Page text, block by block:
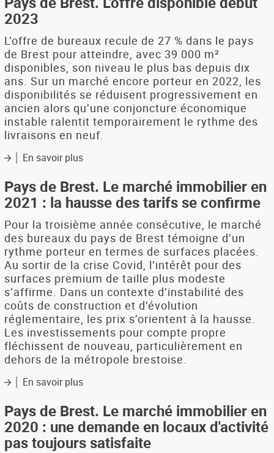
Brest.
immobilier
en
2022
:
une
dynamique
maintenue
par
neuf
la
réhabilitation
2023
L’offre de bureaux recule de 27 % dans le pays
de Brest pour atteindre, avec 39 000 m²
disponibles, son niveau le plus bas depuis dix
ans. Sur un marché encore porteur en 2022, les
disponibilités se réduisent progressivement en
ancien alors qu’une conjoncture économique
instable ralentit temporairement le rythme des
livraisons en neuf.
En savoir plussur
de
Brest.
L'offre
disponible
début
2023
Pays de Brest. Le marché immobilier en
2021 : la hausse des tarifs se confirme
Pour la troisième année consécutive, le marché
des bureaux du pays de Brest témoigne d’un
rythme porteur en termes de surfaces placées.
Au sortir de la crise Covid, l’intérêt pour des
surfaces premium de taille plus modeste
s’affirme. Dans un contexte d’instabilité des
coûts de construction et d’évolution
réglementaire, les prix s’orientent à la hausse.
Les investissements pour compte propre
fléchissent de nouveau, particulièrement en
dehors de la métropole brestoise.
En savoir plussur
de
Brest.
Le
marché
Pays de Brest. Le marché immobilier en
2020 : une demande en locaux d'activité
pas toujours satisfaite